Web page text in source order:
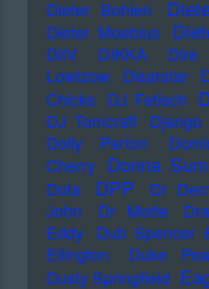
Dieter Bohlen
Dieter Moebius
DiIV DIKKA Dire
Lowtzow
Disarstar
Chicks DJ Fetisch
DJ Tomcraft Django
Dolly Parton
Cherry Donna
Dota
DPP Dr
John
Dr Motte
Eddy
Dub Spencer
Ellington
Duke
Dusty Springfield